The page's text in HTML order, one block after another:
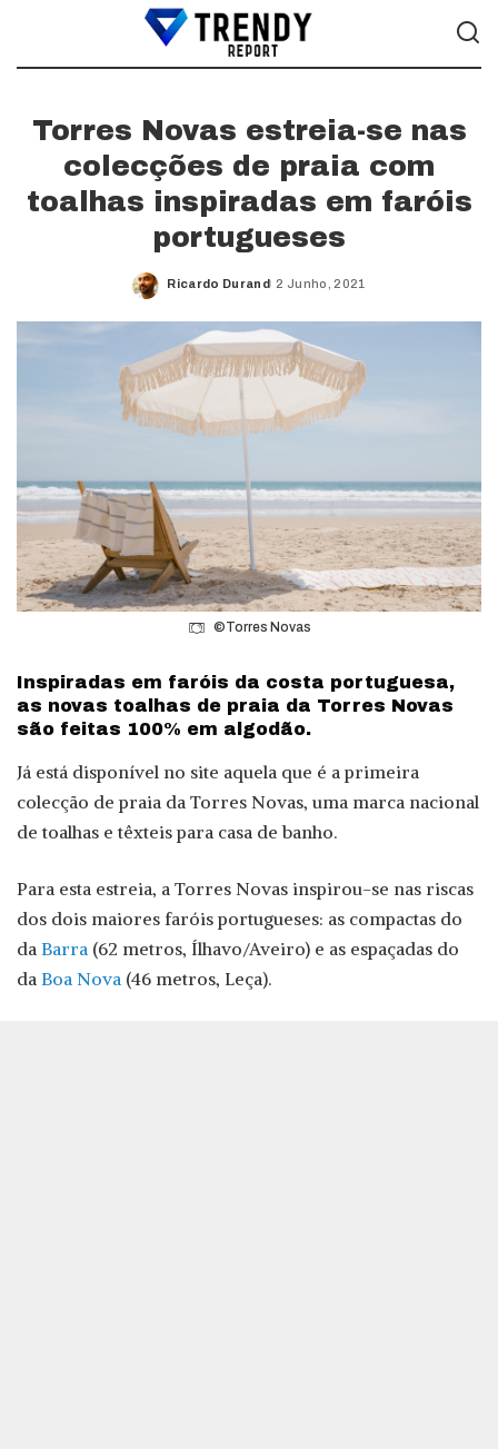
Torres Novas estreia-se nas
colecções de praia com
toalhas inspiradas em faróis
portugueses
Posted
Ricardo Durand 2 Junho, 2021
©Torres Novas
Inspiradas em faróis da costa portuguesa,
as novas toalhas de praia da Torres Novas
são feitas 100% em algodão.
Já está disponível no site aquela que é a primeira
colecção de praia da Torres Novas, uma marca nacional
de toalhas e têxteis para casa de banho.
Para esta estreia, a Torres Novas inspirou-se nas riscas
dos dois maiores faróis portugueses: as compactas do
da Barra (62 metros, Ílhavo/Aveiro) e as espaçadas do
da Boa Nova (46 metros, Leça).